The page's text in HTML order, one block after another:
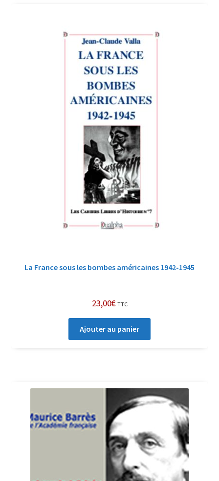
La France sous les bombes américaines 1942-1945
23,00€ TTC
Ajouter au panier